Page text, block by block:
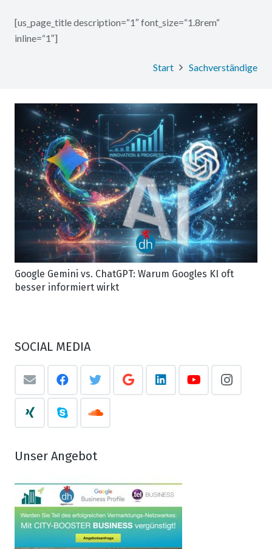
[us_page_title description=“1″ font_size=“1.8rem“
inline=“1″]
Start Sachverständige
Google Gemini vs. ChatGPT: Warum Googles KI oft
besser informiert wirkt
SOCIAL MEDIA
Unser Angebot